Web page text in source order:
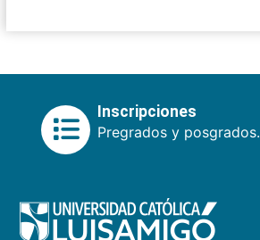
Inscripciones
Pregrados y posgrados.